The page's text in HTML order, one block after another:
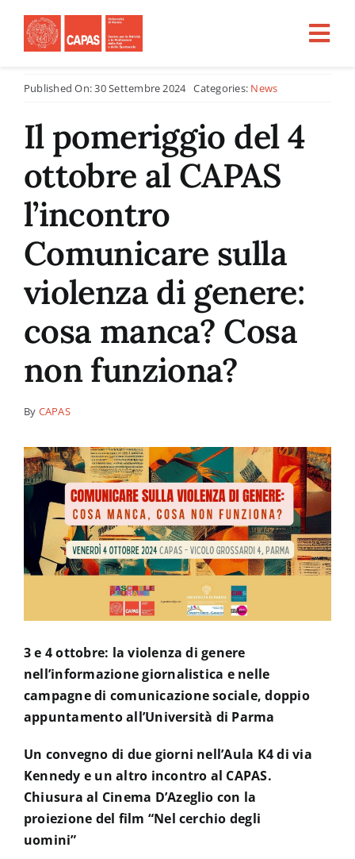
contenuto
Home
CHI SIAMO
ATTIVITÀ
PROGETTI PER LA RICERCA
CFU
News
Contatti
Published On: 30 Settembre 2024 Categories: News
Il pomeriggio del 4
ottobre al CAPAS
l’incontro
Comunicare sulla
violenza di genere:
cosa manca? Cosa
non funziona?
By CAPAS
3 e 4 ottobre: la violenza di genere
nell’informazione giornalistica e nelle
campagne di comunicazione sociale, doppio
appuntamento all’Università di Parma
Un convegno di due giorni nell’Aula K4 di via
Kennedy e un altro incontro al CAPAS.
Chiusura al Cinema D’Azeglio con la
proiezione del film “Nel cerchio degli
uomini”